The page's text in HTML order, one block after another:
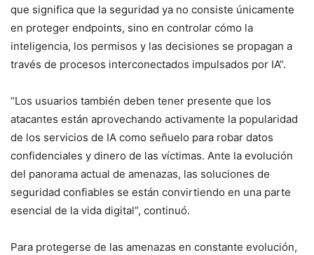
que significa que la seguridad ya no consiste únicamente
en proteger endpoints, sino en controlar cómo la
inteligencia, los permisos y las decisiones se propagan a
través de procesos interconectados impulsados por IA”.
“Los usuarios también deben tener presente que los
atacantes están aprovechando activamente la popularidad
de los servicios de IA como señuelo para robar datos
confidenciales y dinero de las víctimas. Ante la evolución
del panorama actual de amenazas, las soluciones de
seguridad confiables se están convirtiendo en una parte
esencial de la vida digital”, continuó.
Para protegerse de las amenazas en constante evolución,